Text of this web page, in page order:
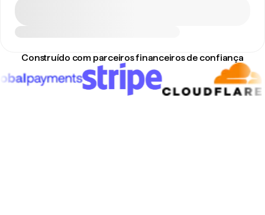
Construído com parceiros financeiros de confiança